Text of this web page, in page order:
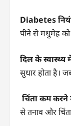
Diabetes
पीने से मधुमेह को
दिल के स्वास्थ्य
सुधार होता है।
चिंता कम करने
से तनाव और